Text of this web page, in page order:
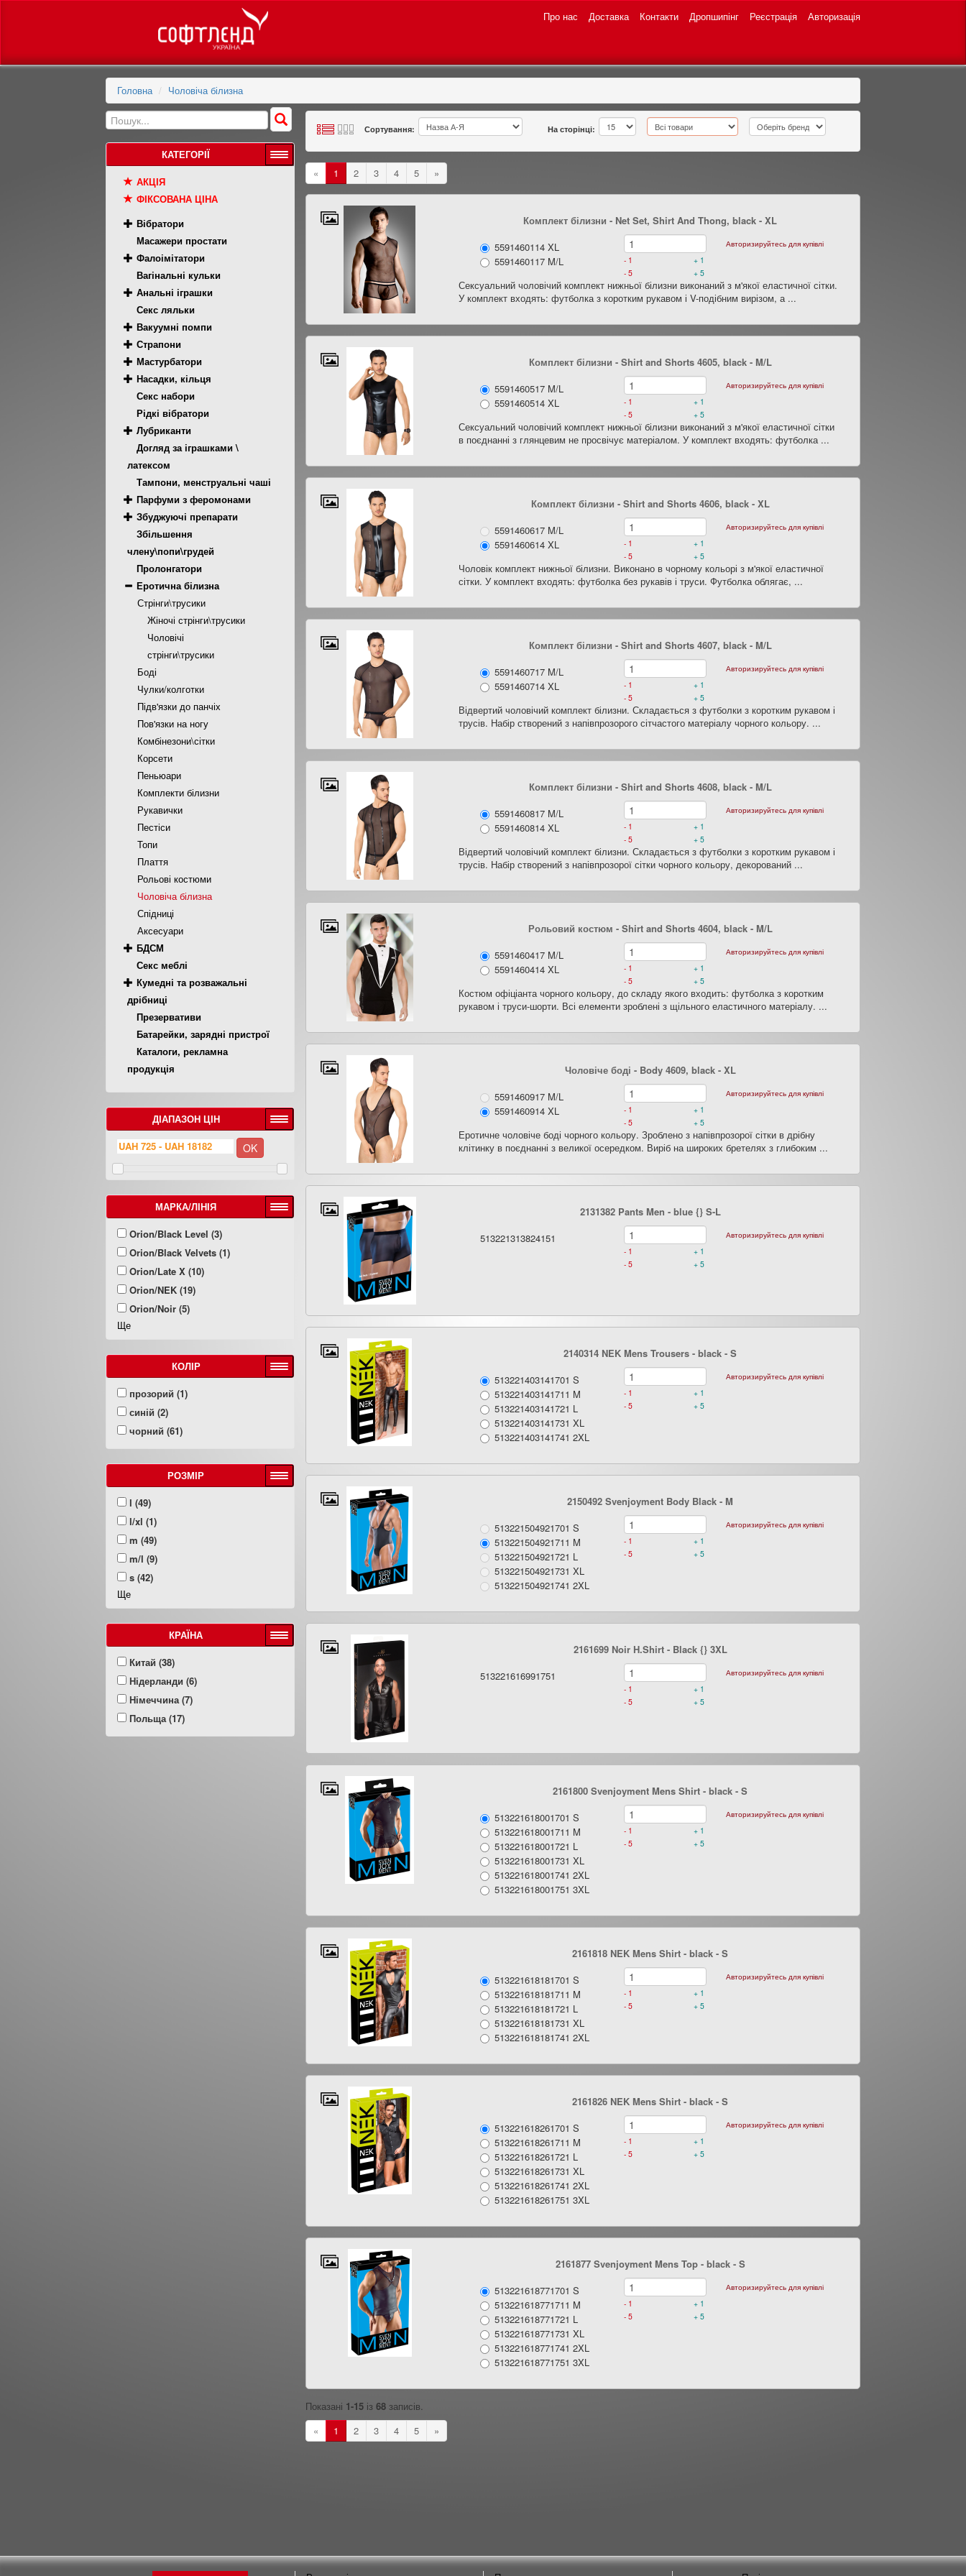
Про нас Доставка Контакти Дропшипінг Реєстрація Авторизація
Головна Чоловіча білизна
КАТЕГОРІЇ
АКЦІЯ
ФІКСОВАНА ЦІНА
Вібратори
Масажери простати
Фалоімітатори
Вагінальні кульки
Анальні іграшки
Секс ляльки
Вакуумні помпи
Страпони
Мастурбатори
Насадки, кільця
Секс набори
Рідкі вібратори
Лубриканти
Догляд за іграшками \
латексом
Тампони, менструальні чаші
Парфуми з феромонами
Збуджуючі препарати
Збільшення
члену\попи\грудей
Пролонгатори
Еротична білизна
Стрінги\трусики
Жіночі стрінги\трусики
Чоловічі
стрінги\трусики
Боді
Чулки/колготки
Підв'язки до панчіх
Пов'язки на ногу
Комбінезони\сітки
Корсети
Пеньюари
Комплекти білизни
Рукавички
Пестіси
Топи
Плаття
Рольові костюми
Чоловіча білизна
Спідниці
Аксесуари
БДСМ
Секс меблі
Кумедні та розважальні
дрібниці
Презервативи
Батарейки, зарядні пристрої
Каталоги, рекламна
продукція
ДІАПАЗОН ЦІН
МАРКА/ЛІНІЯ
Orion/Black Level (3)
Orion/Black Velvets (1)
Orion/Late X (10)
Orion/NEK (19)
Orion/Noir (5)
Ще
КОЛІР
прозорий (1)
синій (2)
чорний (61)
РОЗМІР
l (49)
l/xl (1)
m (49)
m/l (9)
s (42)
Ще
КРАЇНА
Китай (38)
Нідерланди (6)
Німеччина (7)
Польща (17)
Сортування: На сторінці:
« 1 2 3 4 5 »
Комплект білизни - Net Set, Shirt And Thong, black - XL
5591460114 XL
5591460117 M/L
+ 1
- 1
- 5
+ 5
Авторизируйтесь для купівлі
Сексуальний чоловічий комплект нижньої білизни виконаний з м'якої еластичної сітки.
У комплект входять: футболка з коротким рукавом і V-подібним вирізом, а ...
Комплект білизни - Shirt and Shorts 4605, black- M/L
5591460517 M/L
5591460514 XL
+ 1
- 1
- 5
+ 5
Авторизируйтесь для купівлі
Сексуальний чоловічий комплект нижньої білизни виконаний з м'якої еластичної сітки
в поєднанні з глянцевим не просвічує матеріалом. У комплект входять: футболка ...
Комплект білизни - Shirt and Shorts 4606, black- XL
5591460617 M/L
5591460614 XL
+ 1
- 1
- 5
+ 5
Авторизируйтесь для купівлі
Чоловік комплект нижньої білизни. Виконано в чорному кольорі з м'якої еластичної
сітки. У комплект входять: футболка без рукавів і труси. Футболка облягає, ...
Комплект білизни - Shirt and Shorts 4607, black- M/L
5591460717 M/L
5591460714 XL
+ 1
- 1
- 5
+ 5
Авторизируйтесь для купівлі
Відвертий чоловічий комплект білизни. Складається з футболки з коротким рукавом і
трусів. Набір створений з напівпрозорого сітчастого матеріалу чорного кольору. ...
Комплект білизни - Shirt and Shorts 4608, black- M/L
5591460817 M/L
5591460814 XL
+ 1
- 1
- 5
+ 5
Авторизируйтесь для купівлі
Відвертий чоловічий комплект білизни. Складається з футболки з коротким рукавом і
трусів. Набір створений з напівпрозорої сітки чорного кольору, декорований ...
Рольовий костюм - Shirt and Shorts 4604, black- M/L
5591460417 M/L
5591460414 XL
+ 1
- 1
- 5
+ 5
Авторизируйтесь для купівлі
Костюм офіціанта чорного кольору, до складу якого входить: футболка з коротким
рукавом і труси-шорти. Всі елементи зроблені з щільного еластичного матеріалу. ...
Чоловіче боді - Body 4609, black- XL
5591460917 M/L
5591460914 XL
+ 1
- 1
- 5
+ 5
Авторизируйтесь для купівлі
Еротичне чоловіче боді чорного кольору. Зроблено з напівпрозорої сітки в дрібну
клітинку в поєднанні з великої осередком. Виріб на широких бретелях з глибоким ...
2131382 Pants Men - blue {} S-L
513221313824151
+ 1
- 1
- 5
+ 5
Авторизируйтесь для купівлі
2140314 NEK Mens Trousers - black - S
513221403141701 S
513221403141711 M
513221403141721 L
513221403141731 XL
513221403141741 2XL
+ 1
- 1
- 5
+ 5
Авторизируйтесь для купівлі
2150492 Svenjoyment Body Black - M
513221504921701 S
513221504921711 M
513221504921721 L
513221504921731 XL
513221504921741 2XL
+ 1
- 1
- 5
+ 5
Авторизируйтесь для купівлі
2161699 Noir H.Shirt - Black {} 3XL
513221616991751
+ 1
- 1
- 5
+ 5
Авторизируйтесь для купівлі
2161800 Svenjoyment Mens Shirt - black - S
513221618001701 S
513221618001711 M
513221618001721 L
513221618001731 XL
513221618001741 2XL
513221618001751 3XL
+ 1
- 1
- 5
+ 5
Авторизируйтесь для купівлі
2161818 NEK Mens Shirt - black - S
513221618181701 S
513221618181711 M
513221618181721 L
513221618181731 XL
513221618181741 2XL
+ 1
- 1
- 5
+ 5
Авторизируйтесь для купівлі
2161826 NEK Mens Shirt - black - S
513221618261701 S
513221618261711 M
513221618261721 L
513221618261731 XL
513221618261741 2XL
513221618261751 3XL
+ 1
- 1
- 5
+ 5
Авторизируйтесь для купівлі
2161877 Svenjoyment Mens Top - black- S
513221618771701 S
513221618771711 M
513221618771721 L
513221618771731 XL
513221618771741 2XL
513221618771751 3XL
+ 1
- 1
- 5
+ 5
Авторизируйтесь для купівлі
Показані 1-15із 68записів.
«
1 2 3 4 5 »